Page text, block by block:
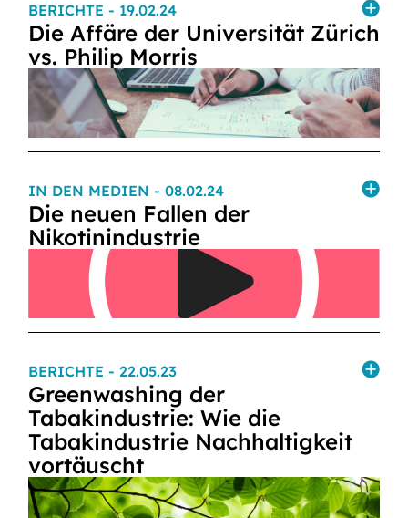
BERICHTE - 19.02.24
Die Affäre der Universität Zürich
vs. Philip Morris
IN DEN MEDIEN - 08.02.24
Die neuen Fallen der
Nikotinindustrie
BERICHTE - 22.05.23
Greenwashing der
Tabakindustrie: Wie die
Tabakindustrie Nachhaltigkeit
vortäuscht